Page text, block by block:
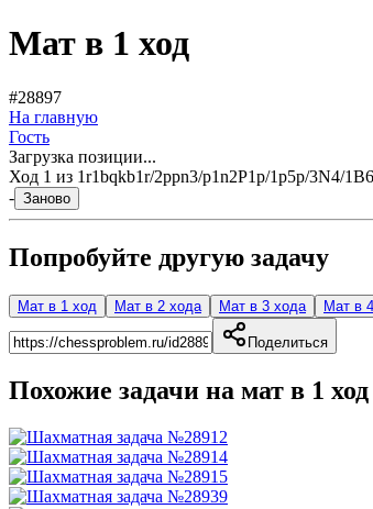
Мат в 1 ход
#28897
На главную
Гость
Загрузка позиции...
Ход 1 из 1r1bqkb1r/2ppn3/p1n2P1p/1p5p/3N4/
- Заново
Попробуйте другую задачу
Мат в 1 ход Мат в 2 хода Мат в 3 хода Мат в
Поделиться
Похожие задачи на мат в 1 ход